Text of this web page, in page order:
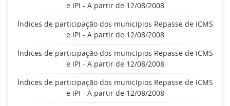
e IPI - A partir de 12/08/2008
Índices de participação dos municípios Repasse de ICMS
e IPI - A partir de 12/08/2008
Índices de participação dos municípios Repasse de ICMS
e IPI - A partir de 12/08/2008
Índices de participação dos municípios Repasse de ICMS
e IPI - A partir de 12/08/2008